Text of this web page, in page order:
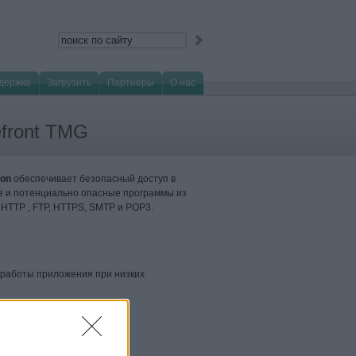
Загрузить Партнеры О нас
TMG
обеспечивает безопасный доступ в
и потенциально опасные программы из
, FTP, HTTPS, SMTP и POP3.
приложения при низких